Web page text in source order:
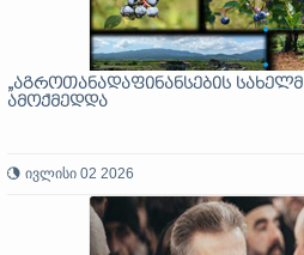
„აგროთანადაფინანსების
ამოქმედდა
ივლისი 02 2026